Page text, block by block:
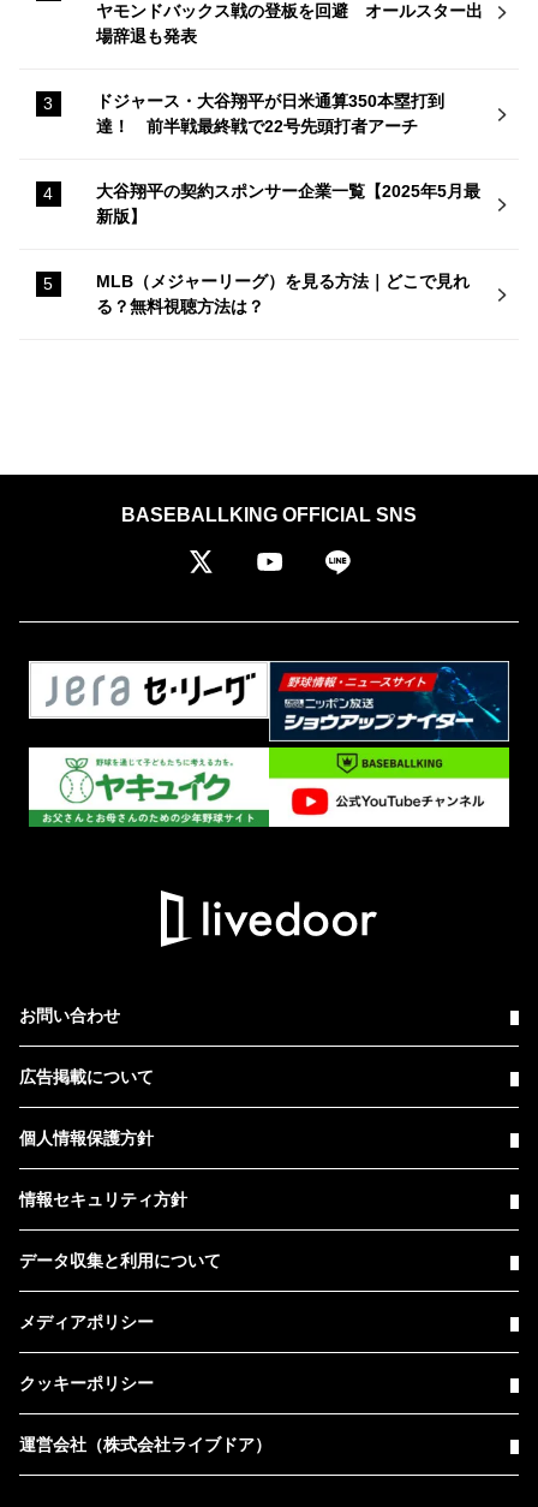
ヤモンドバックス戦の登板を回避 オールスター出
場辞退も発表
ドジャース・大谷翔平が日米通算350本塁打到
達！ 前半戦最終戦で22号先頭打者アーチ
大谷翔平の契約スポンサー企業一覧【2025年5月最
新版】
MLB（メジャーリーグ）を見る方法｜どこで見れ
る？無料視聴方法は？
BASEBALLKING OFFICIAL SNS
お問い合わせ
広告掲載について
個人情報保護方針
情報セキュリティ方針
データ収集と利用について
メディアポリシー
クッキーポリシー
運営会社（株式会社ライブドア）